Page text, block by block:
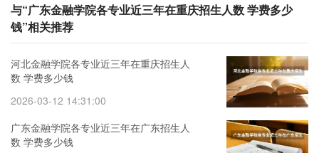
与“广东金融学院各专业近三年在重庆招生人数 学费多少
钱”相关推荐
河北金融学院各专业近三年在重庆招生人
数 学费多少钱
2026-03-12 14:31:00
广东金融学院各专业近三年在广东招生人
数 学费多少钱